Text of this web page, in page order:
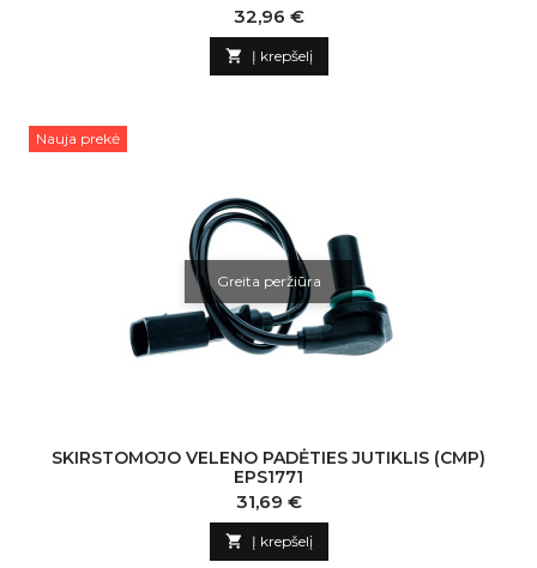
Kaina
32,96 €
 Į krepšelį
Nauja prekė
Greita peržiūra
SKIRSTOMOJO VELENO PADĖTIES JUTIKLIS (CMP)
EPS1771
Kaina
31,69 €
 Į krepšelį